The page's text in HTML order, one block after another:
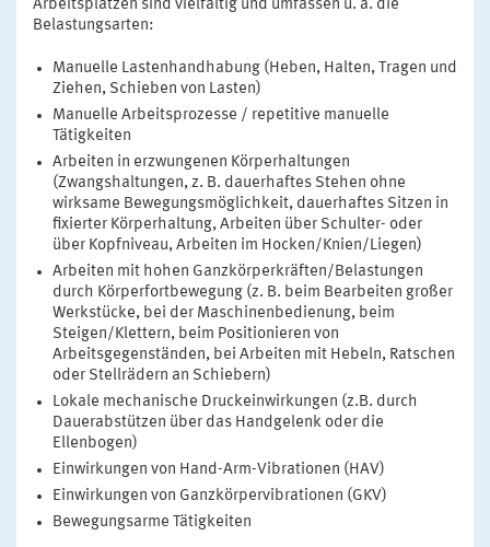
Arbeitsplätzen sind vielfältig und umfassen u. a. die
Belastungsarten:
Manuelle Lastenhandhabung (Heben, Halten, Tragen und
Ziehen, Schieben von Lasten)
Manuelle Arbeitsprozesse / repetitive manuelle
Tätigkeiten
Arbeiten in erzwungenen Körperhaltungen
(Zwangshaltungen, z. B. dauerhaftes Stehen ohne
wirksame Bewegungsmöglichkeit, dauerhaftes Sitzen in
fixierter Körperhaltung, Arbeiten über Schulter- oder
über Kopfniveau, Arbeiten im Hocken/Knien/Liegen)
Arbeiten mit hohen Ganzkörperkräften/Belastungen
durch Körperfortbewegung (z. B. beim Bearbeiten großer
Werkstücke, bei der Maschinenbedienung, beim
Steigen/Klettern, beim Positionieren von
Arbeitsgegenständen, bei Arbeiten mit Hebeln, Ratschen
oder Stellrädern an Schiebern)
Lokale mechanische Druckeinwirkungen (z.B. durch
Dauerabstützen über das Handgelenk oder die
Ellenbogen)
Einwirkungen von Hand-Arm-Vibrationen (HAV)
Einwirkungen von Ganzkörpervibrationen (GKV)
Bewegungsarme Tätigkeiten